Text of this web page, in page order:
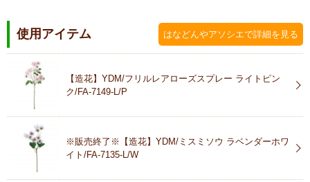
使用アイテム はなどんやアソシエで詳細を見る
【造花】YDM/フリルレアローズスプレー ライトピン
ク/FA-7149-L/P
※販売終了※【造花】YDM/ミスミソウ ラベンダーホワ
イト/FA-7135-L/W